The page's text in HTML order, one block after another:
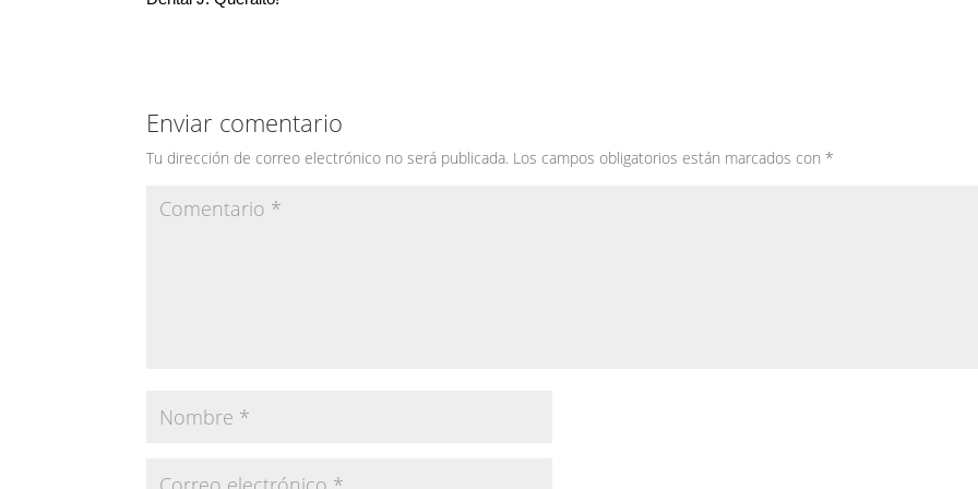
Enviar comentario
Tu dirección de correo electrónico no será publicada. Los campos obligatorios están marcados con*